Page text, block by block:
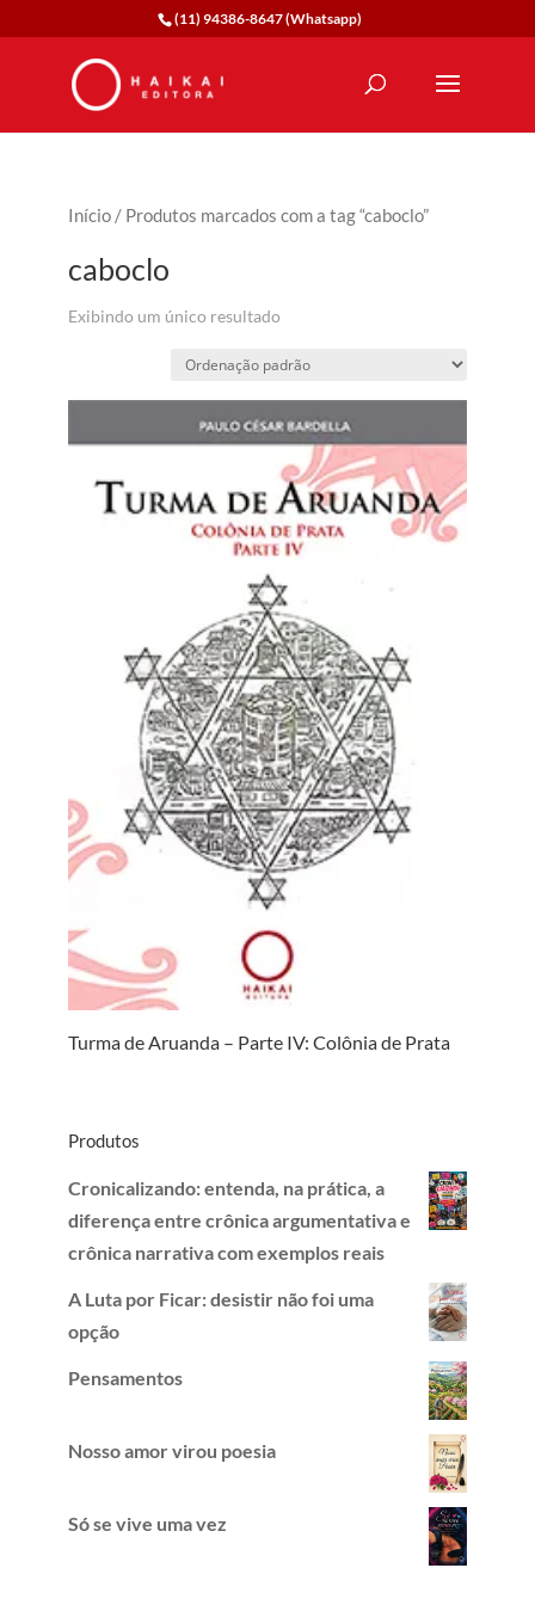
(11) 94386-8647 (Whatsapp)
Início/ Produtos marcados com a tag “caboclo”
caboclo
Exibindo um único resultado
Turma de Aruanda – Parte IV: Colônia de Prata
Produtos
Cronicalizando: entenda, na prática, a
diferença entre crônica argumentativa e
crônica narrativa com exemplos reais
A Luta por Ficar: desistir não foi uma
opção
Pensamentos
Nosso amor virou poesia
Só se vive uma vez